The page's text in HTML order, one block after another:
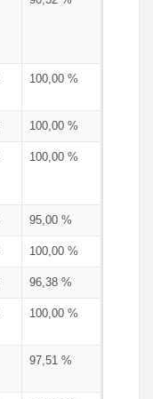
100,00 %
100,00 %
100,00 %
95,00 %
100,00 %
96,38 %
100,00 %
97,51 %